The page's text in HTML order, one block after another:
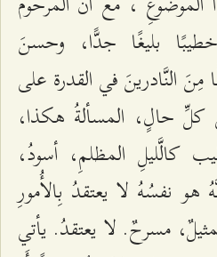
بلیغًا جدًّا، وحسنَ
النَّادرینَ في القدرة على
كلِّ حالٍ، المسألةُ هكذا،
كالَّلیلِ المظلمِ، أسودُ،
هو نفسُهُ لا یعتقدُ بِالأُمورِ
مسرحٌ. لا یعتقدُ. یأتي